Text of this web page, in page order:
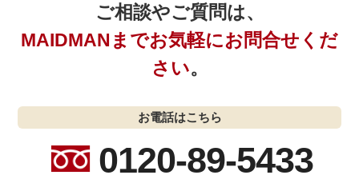
ご相談やご質問は、
MAIDMANまでお気軽にお問合せくだ
さい。
お電話はこちら
0120-89-5433